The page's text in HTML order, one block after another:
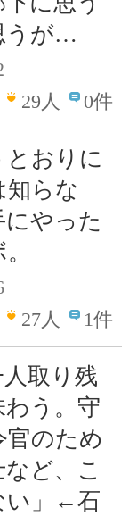
うが…
29人 0件
とおりに
らな
やった
27人 1件
人取り残
う。守
官のため
ど、こ
い」←石